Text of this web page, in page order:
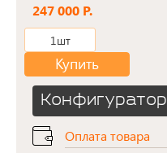
247 000 Р.
1шт
Купить
Конфигуратор
Оплата товара